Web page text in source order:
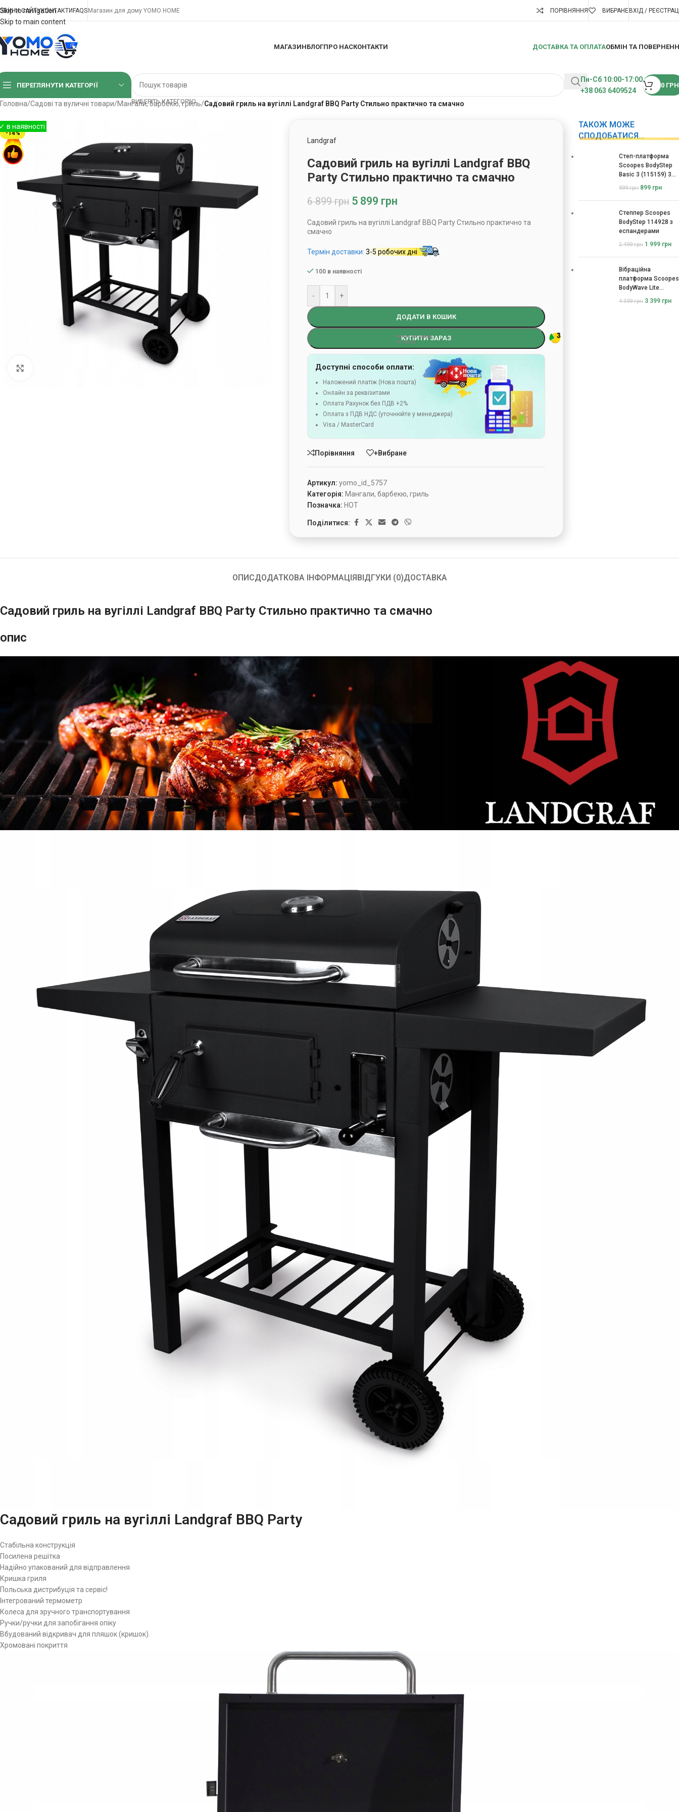
Skip to navigation
Skip to main content
САЙТУКОНТАКТИFAQSМагазин для дому YOMO HOME ПОРІВНЯННЯ ВИБРАНЕВХІД /
МАГАЗИНБЛОГПРО НАСКОНТАКТИ ДОСТАВКА ТА ОПЛАТАОБМІН ТА
ПЕРЕГЛЯНУТИ КАТЕГОРІЇ
ВИБЕРІТЬ КАТЕГОРІЮ
Пн-Сб 10:00-17:00
+38 063 6409524
0 ГРН
Головна/Садові та вуличні товари/Мангали, барбекю, гриль/Садовий гриль на вугіллі Landgraf BBQ Party Cтильно практично та смачно
-14%
Landgraf
Садовий гриль на вугіллі Landgraf BBQ
Party Cтильно практично та смачно
6 899грн 5 899 грн
Садовий гриль на вугіллі Landgraf BBQ Party Cтильно практично та
смачно
Термін доставки:3-5 робочих дні
100 в наявності
- +
ДОДАТИ В КОШИК
КУПИТИ ЗАРАЗ
Доступні способи оплати:
Наложений платіж (Нова пошта)
Онлайн за реквізитами
Оплата Рахунок без ПДВ +2%
Оплата з ПДВ НДС (уточнюйте у менеджера)
Visa / MasterCard
Порівняння +Вибране
Артикул:yomo_id_5757
Категорія: Мангали, барбекю, гриль
Позначка: HOT
Поділитися:
ТАКОЖ МОЖЕ
СПОДОБАТИСЯ…
Степ-платформа
Scoopes BodyStep
Basic 3 (115159) 3
999грн 899 грн
Степпер Scoopes
BodyStep 114928 з
еспандерами
2 499грн 1 999 грн
Вібраційна
платформа Scoopes
BodyWave Lite
4 399грн 3 399 грн
ОПИСДОДАТКОВА ІНФОРМАЦІЯВІДГУКИ (0)ДОСТАВКА
Садовий гриль на вугіллі Landgraf BBQ Party Cтильно практично та смачно
опис
Садовий гриль на вугіллі Landgraf BBQ Party
Стабільна конструкція
Посилена решітка
Надійно упакований для відправлення
Кришка гриля
Польська дистрибуція та сервіс!
Інтегрований термометр
Колеса для зручного транспортування
Ручки/ручки для запобігання опіку
Вбудований відкривач для пляшок (кришок).
Хромовані покриття